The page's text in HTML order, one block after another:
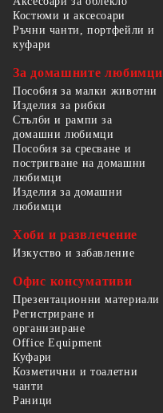
Костюми и аксесоари
Ръчни чанти, портфейли и
куфари
За домашните любимци
Пособия за малки животни
Изделия за рибки
Стълби и рампи за
домашни любимци
Пособия за сресване и
постригване на домашни
любимци
Изделия за домашни
любимци
Хоби и развлечение
Изкуство и забавление
Офис консумативи
Презентационни материали
Регистриране и
организиране
Office Equipment
Куфари
Козметични и тоалетни
чанти
Раници